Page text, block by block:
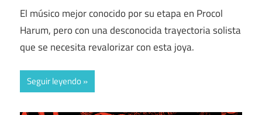
El músico mejor conocido por su etapa en Procol
Harum, pero con una desconocida trayectoria solista
que se necesita revalorizar con esta joya.
Seguir leyendo